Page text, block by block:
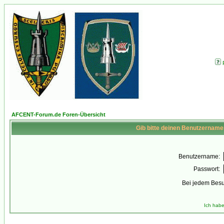
AFCENT-Forum.de Foren-Übersicht
Gib bitte deinen
Benutzername:
Passwort:
Bei jedem
Ich